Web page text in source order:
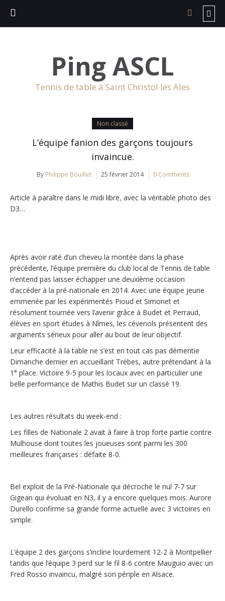
Ping ASCL
Tennis de table à Saint Christol les Ales
Non classé
L’équipe fanion des garçons toujours
invaincue.
By Philippe Bouillet 25 février 2014 0 Comments
Article à paraître dans le midi libre, avec la véritable photo des
D3…
Après avoir raté d’un cheveu la montée dans la phase
précédente, l’équipe première du club local de Tennis de table
n’entend pas laisser échapper une deuxième occasion
d’accéder à la pré-nationale en 2014. Avec une équipe jeune
emmenée par les expérimentés Pioud et Simonet et
résolument tournée vers l’avenir grâce à Budet et Perraud,
élèves en sport études à Nîmes, les cévenols présentent des
arguments sérieux pour aller au bout de leur objectif.
Leur efficacité à la table ne s’est en tout cas pas démentie
Dimanche dernier en accueillant Trèbes, autre prétendant à la
1° place. Victoire 9-5 pour les locaux avec en particulier une
belle performance de Mathis Budet sur un classé 19.
Les autres résultats du week-end :
Les filles de Nationale 2 avait à faire à trop forte partie contre
Mulhouse dont toutes les joueuses sont parmi les 300
meilleures françaises : défaite 8-0.
Bel exploit de la Pré-Nationale qui décroche le nul 7-7 sur
Gigean qui évoluait en N3, il y a encore quelques mois. Aurore
Durello confirme sa grande forme actuelle avec 3 victoires en
simple.
L’équipe 2 des garçons s’incline lourdement 12-2 à Montpellier
tandis que l’équipe 3 perd sur le fil 8-6 contre Mauguio avec un
Fred Rosso invaincu, malgré son périple en Alsace.